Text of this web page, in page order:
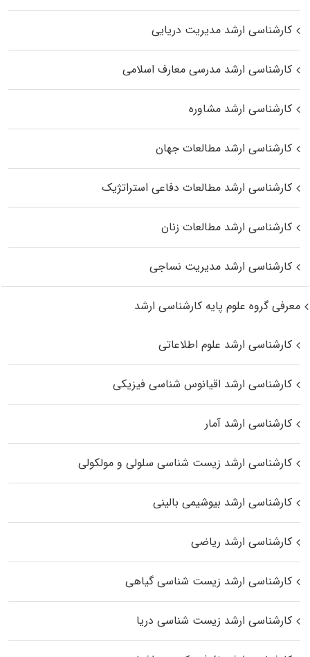
کارشناسی ارشد مدیریت دریایی
کارشناسی ارشد مدرسی معارف اسلامی
کارشناسی ارشد مشاوره
کارشناسی ارشد مطالعات جهان
کارشناسی ارشد مطالعات دفاعی استراتژیک
کارشناسی ارشد مطالعات زنان
کارشناسی ارشد مدیریت نساجی
معرفی گروه علوم پایه کارشناسی ارشد
کارشناسی ارشد علوم اطلاعاتی
کارشناسی ارشد اقیانوس‌ شناسی فیزیکی
کارشناسی ارشد آمار
کارشناسی ارشد زیست شناسی سلولی و مولکولی
کارشناسی ارشد بیوشیمی بالینی
کارشناسی ارشد ریاضی
کارشناسی ارشد زیست‌ شناسی گیاهی
کارشناسی ارشد زیست‌ شناسی دریا